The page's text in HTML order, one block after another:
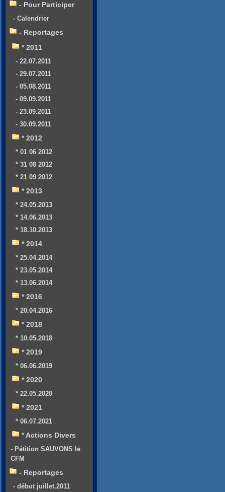
- Pour Participer
- Calendrier
- Reportages
* 2011
- 22.07.2011
- 29.07.2011
- 05.08.2011
- 09.09.2011
- 23.09.2011
- 30.09.2011
* 2012
* 01 06 2012
* 31 08 2012
* 21 09 2012
* 2013
* 24.05.2013
* 14.06.2013
* 18.10.2013
* 2014
* 25.04.2014
* 23.05.2014
* 13.06.2014
* 2016
* 20.04.2016
* 2018
* 10.05.2018
* 2019
* 06.06.2019
* 2020
* 22.05.2020
* 2021
* 06.07.2021
* Actions Divers
- Pétition SAUVONS le
CFM
- Reportages
- début juillet.2011